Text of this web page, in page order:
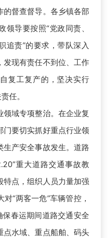
的督查督导。各乡镇各部
导要按照“党政同责、
追责”的要求，带队深入
发现有责任不到位、工作
复工复产的，坚决实行
任。
领域专项整治。在企业复
门要切实抓好重点行业领
生产安全事故发生。道路
重大道路交通事故教
特点，组织人员力量加强
“两客一危”车辆管控，
保春运期间道路交通安全
点水域、重点船舶、码头